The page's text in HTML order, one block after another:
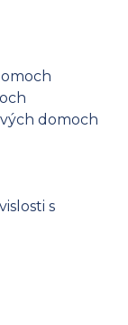
domoch
s